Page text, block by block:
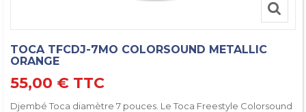
TOCA TFCDJ-7MO COLORSOUND METALLIC
ORANGE
55,00 € TTC
Djembé Toca diamètre 7 pouces. Le Toca Freestyle Colorsound